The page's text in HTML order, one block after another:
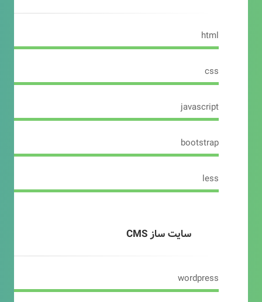
html
css
javascript
bootstrap
less
سایت ساز CMS
wordpress